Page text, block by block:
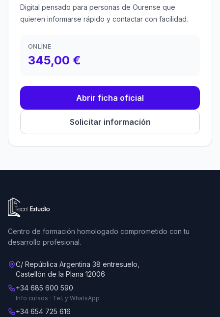
Digital pensado para personas de Ourense que
quieren informarse rápido y contactar con facilidad.
ONLINE
345,00 €
Abrir ficha oficial
Solicitar información
Ir a la página de inicio de Tecni Estudio
Centro de formación homologado comprometido con tu
desarrollo profesional.
C/ República Argentina 38 entresuelo,
Castellón de la Plana 12006
+34 685 600 590
Info cursos · Tel. y WhatsApp
+34 654 725 616